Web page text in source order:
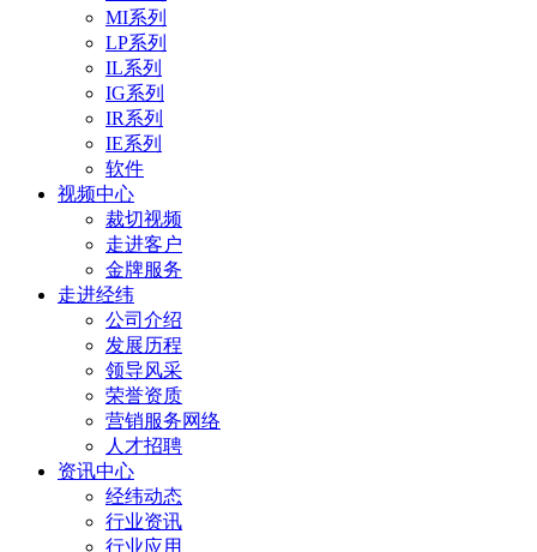
MI系列
LP系列
IL系列
IG系列
IR系列
IE系列
软件
视频中心
裁切视频
走进客户
金牌服务
走进经纬
公司介绍
发展历程
领导风采
荣誉资质
营销服务网络
人才招聘
资讯中心
经纬动态
行业资讯
行业应用